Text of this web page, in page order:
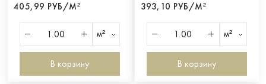
405,99 РУБ/М²
м²
В корзину
393,10 РУБ/М²
м²
В корзину